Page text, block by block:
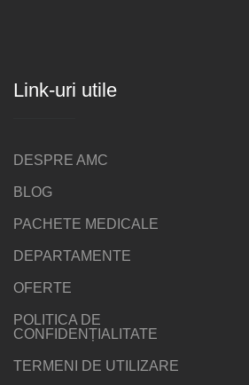
Link-uri utile
DESPRE AMC
BLOG
PACHETE MEDICALE
DEPARTAMENTE
OFERTE
POLITICA DE
CONFIDENȚIALITATE
TERMENI DE UTILIZARE